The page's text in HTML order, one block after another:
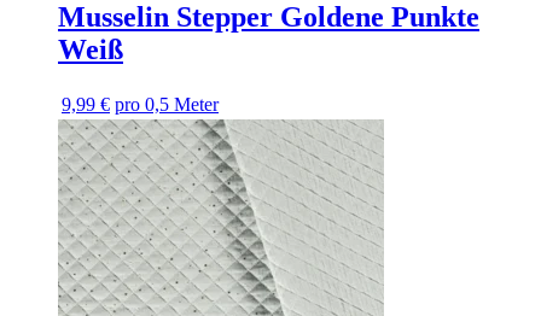
Musselin Stepper Goldene Punkte
Weiß
9,99 € pro 0,5 Meter